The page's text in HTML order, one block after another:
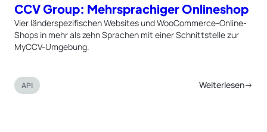
CCV Group: Mehrsprachiger Onlineshop
Vier länderspezifischen Websites und WooCommerce-Online-
Shops in mehr als zehn Sprachen mit einer Schnittstelle zur
MyCCV-Umgebung.
API Weiterlesen→